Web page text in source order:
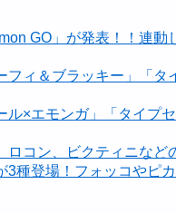
GO」が発表！！連動
フィ＆ブラッキー」「タ
ル×エモンガ」「タイプ
ロコン、ビクティニなど
3種登場！フォッコやピ